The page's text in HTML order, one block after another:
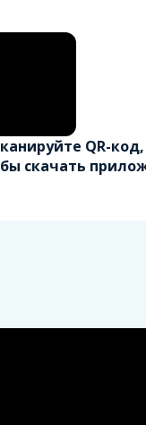
QR-код,
скачать